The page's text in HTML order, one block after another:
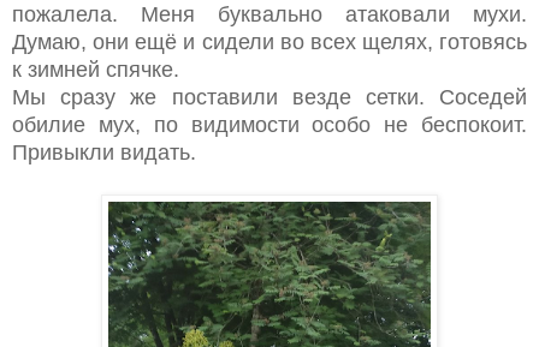
пожалела. Меня буквально атаковали мухи.
Думаю, они ещё и сидели во всех щелях, готовясь
к зимней спячке.
Мы сразу же поставили везде сетки. Соседей
обилие мух, по видимости особо не беспокоит.
Привыкли видать.